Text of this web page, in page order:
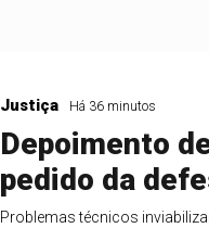
Justiça Há 36 minutos
Depoimento
pedido da
Problemas técnicos